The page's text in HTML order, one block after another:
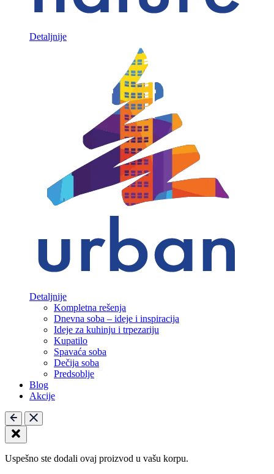
Detaljnije
Detaljnije
Kompletna rešenja
Dnevna soba – ideje i inspiracija
Ideje za kuhinju i trpezariju
Kupatilo
Spavaća soba
Dečija soba
Predsoblje
Blog
Akcije
Uspešno ste dodali ovaj proizvod u vašu korpu.